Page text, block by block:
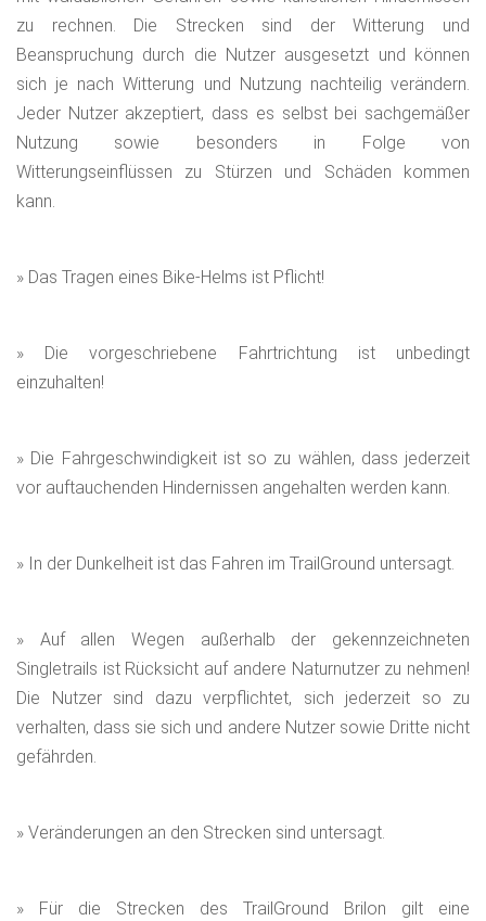
Richtung Bilstein. Links hoch bis es wieder rechts auf den
schönen "Panorama-Trail" geht. Es folgt der "Kyrill-Uphill" und
die "Schöne Aussicht" bevor man wieder zum Parkplatz
geleitet wird.
zu rechnen. Die Strecken sind der Witterung und
Beanspruchung durch die Nutzer ausgesetzt und können
sich je nach Witterung und Nutzung nachteilig verändern.
Jeder Nutzer akzeptiert, dass es selbst bei sachgemäßer
Nutzung sowie besonders in Folge von
Witterungseinflüssen zu Stürzen und Schäden kommen
kann.
» Das Tragen eines Bike-Helms ist Pflicht!
» Die vorgeschriebene Fahrtrichtung ist unbedingt
einzuhalten!
» Die Fahrgeschwindigkeit ist so zu wählen, dass jederzeit
vor auftauchenden Hindernissen angehalten werden kann.
» In der Dunkelheit ist das Fahren im TrailGround untersagt.
» Auf allen Wegen außerhalb der gekennzeichneten
Singletrails ist Rücksicht auf andere Naturnutzer zu nehmen!
Die Nutzer sind dazu verpflichtet, sich jederzeit so zu
verhalten, dass sie sich und andere Nutzer sowie Dritte nicht
gefährden.
» Veränderungen an den Strecken sind untersagt.
» Für die Strecken des TrailGround Brilon gilt eine